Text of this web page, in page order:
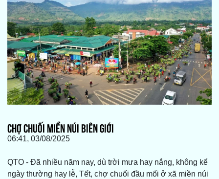
CHỢ CHUỐI MIỀN NÚI BIÊN GIỚI
06:41, 03/08/2025
QTO - Đã nhiều năm nay, dù trời mưa hay nắng, không kể
ngày thường hay lễ, Tết, chợ chuối đầu mối ở xã miền núi